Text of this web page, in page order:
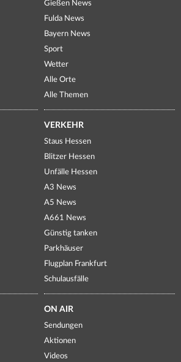
Gießen News
Fulda News
Bayern News
Sport
Wetter
Alle Orte
Alle Themen
VERKEHR
Staus Hessen
Blitzer Hessen
Unfälle Hessen
A3 News
A5 News
A661 News
Günstig tanken
Parkhäuser
Flugplan Frankfurt
Schulausfälle
ON AIR
Sendungen
Aktionen
Videos